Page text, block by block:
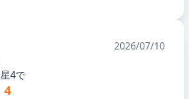
2026/07/10
4で
4